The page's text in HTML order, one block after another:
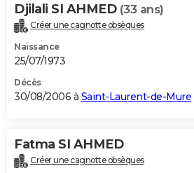
Djilali SI AHMED (33 ans)
Créer une cagnotte obsèques
Naissance
25/07/1973
Décès
30/08/2006 à Saint-Laurent-de-Mure
Fatma SI AHMED
Créer une cagnotte obsèques